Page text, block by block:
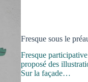
Fresque sous le
Fresque
proposé des
Sur la façade…